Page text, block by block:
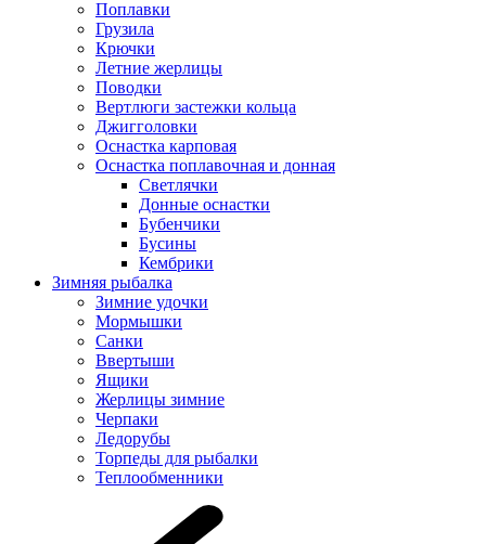
Поплавки
Грузила
Крючки
Летние жерлицы
Поводки
Вертлюги застежки кольца
Джигголовки
Оснастка карповая
Оснастка поплавочная и донная
Светлячки
Донные оснастки
Бубенчики
Бусины
Кембрики
Зимняя рыбалка
Зимние удочки
Мормышки
Санки
Ввертыши
Ящики
Жерлицы зимние
Черпаки
Ледорубы
Торпеды для рыбалки
Теплообменники